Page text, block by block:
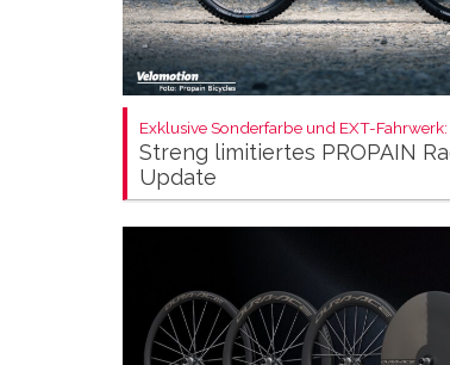
Exklusive Sonderfarbe und EXT-Fahrwerk:
Streng limitiertes PROPAIN
Update